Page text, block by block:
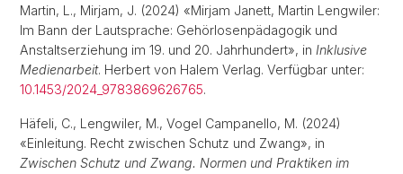
Martin, L., Mirjam, J. (2024) «Mirjam Janett, Martin Lengwiler:
Im Bann der Lautsprache: Gehörlosenpädagogik und
Anstaltserziehung im 19. und 20. Jahrhundert», in Inklusive
Medienarbeit. Herbert von Halem Verlag. Verfügbar unter:
10.1453/2024_9783869626765.
Häfeli, C., Lengwiler, M., Vogel Campanello, M. (2024)
«Einleitung. Recht zwischen Schutz und Zwang», in
Zwischen Schutz und Zwang. Normen und Praktiken im